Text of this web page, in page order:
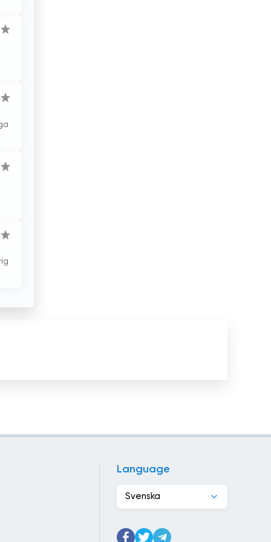
Irland
Language
Svenska